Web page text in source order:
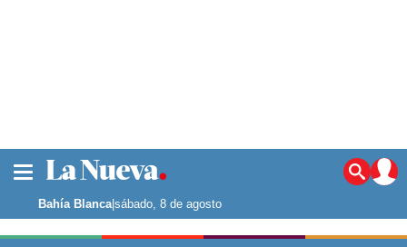
Noticias
La ciudad
Punta Alta
Bahía Blanca|sábado, 8 de agosto